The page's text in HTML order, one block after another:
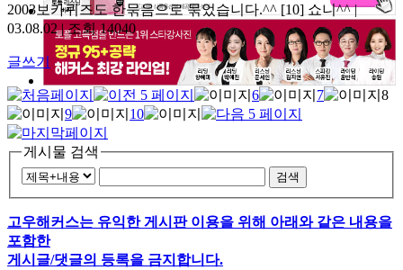
2003보카퀴즈도 한묶음으로 묶었습니다.^^ [10] 쇼니^^ |
03.08.02 | 조회 14040
글쓰기
6 7
8
9
10
게시물 검색
검색
고우해커스는 유익한 게시판 이용을 위해 아래와 같은 내용을
포함한
게시글/댓글의 등록을 금지합니다.